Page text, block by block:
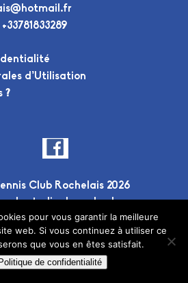
+33781833289
d’Utilisation
?
Club Rochelais 2026
lestudio deuxplusdeux
pour vous garantir la meilleure
web. Si vous continuez à utiliser ce
que vous en êtes satisfait.
Politique de confidentialité